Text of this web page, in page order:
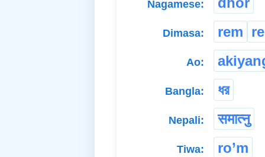
Nagamese:
Dimasa: rem
Ao:
Bangla: ধর
Nepali: समात्नु
Tiwa: ro’m